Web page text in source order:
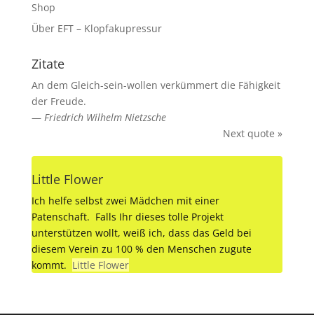
Shop
Über EFT – Klopfakupressur
Zitate
An dem Gleich-sein-wollen verkümmert die Fähigkeit
der Freude.
— Friedrich Wilhelm Nietzsche
Next quote »
Little Flower
Ich helfe selbst zwei Mädchen mit einer
Patenschaft. Falls Ihr dieses tolle Projekt
unterstützen wollt, weiß ich, dass das Geld bei
diesem Verein zu 100 % den Menschen zugute
kommt. Little Flower